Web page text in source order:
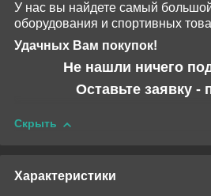
У нас вы найдете самый
оборудования и спортивных
Удачных Вам покупок!
Не нашли ничего
Оставьте заявку -
Скрыть
Характеристики